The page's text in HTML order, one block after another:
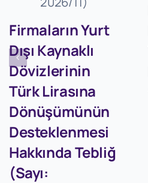
Firmaların Yurt
Dışı Kaynaklı
Dövizlerinin
Türk Lirasına
Dönüşümünün
Desteklenmesi
Hakkında Tebliğ
(Sayı: